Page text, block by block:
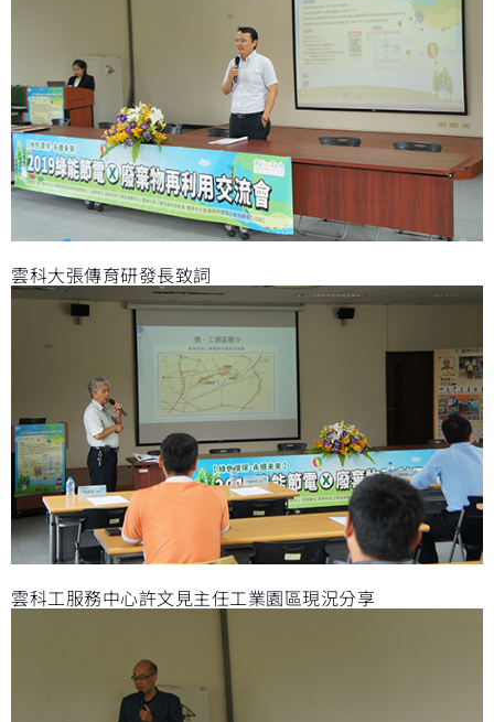
雲科大張傳育研發長致詞
雲科工服務中心許文見主任工業園區現況分享